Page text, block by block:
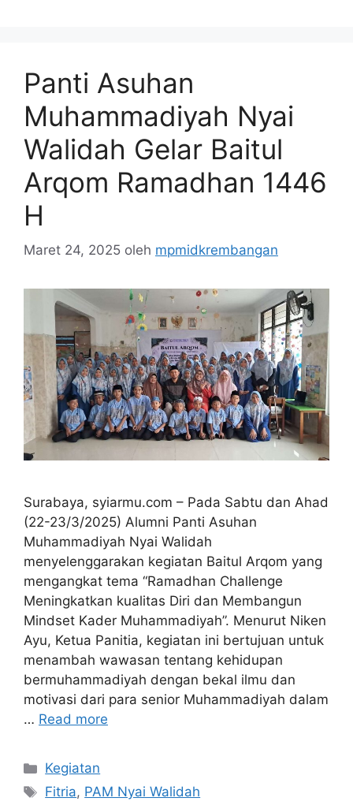
Panti Asuhan
Muhammadiyah Nyai
Walidah Gelar Baitul
Arqom Ramadhan 1446
H
Maret 24, 2025 oleh mpmidkrembangan
Surabaya, syiarmu.com – Pada Sabtu dan Ahad
(22-23/3/2025) Alumni Panti Asuhan
Muhammadiyah Nyai Walidah
menyelenggarakan kegiatan Baitul Arqom yang
mengangkat tema “Ramadhan Challenge
Meningkatkan kualitas Diri dan Membangun
Mindset Kader Muhammadiyah”. Menurut Niken
Ayu, Ketua Panitia, kegiatan ini bertujuan untuk
menambah wawasan tentang kehidupan
bermuhammadiyah dengan bekal ilmu dan
motivasi dari para senior Muhammadiyah dalam
… Read more
Kategori
Kegiatan
Tag
Fitria, PAM Nyai Walidah